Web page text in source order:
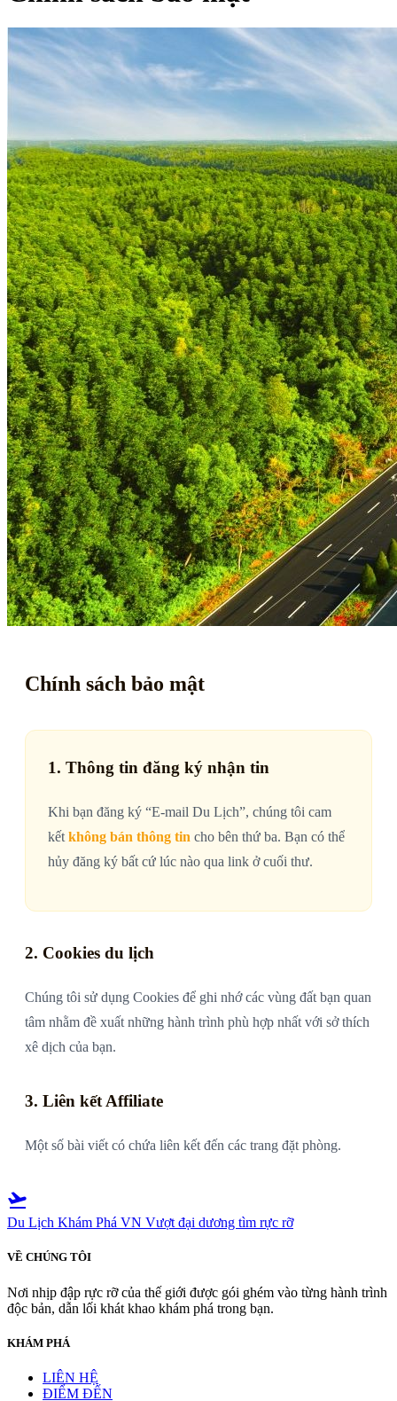
Chính sách bảo mật
1. Thông tin đăng ký nhận tin
Khi bạn đăng ký “E-mail Du Lịch”, chúng tôi cam
kết không bán thông tin cho bên thứ ba. Bạn có thể
hủy đăng ký bất cứ lúc nào qua link ở cuối thư.
2. Cookies du lịch
Chúng tôi sử dụng Cookies để ghi nhớ các vùng đất bạn quan
tâm nhằm đề xuất những hành trình phù hợp nhất với sở thích
xê dịch của bạn.
3. Liên kết Affiliate
Một số bài viết có chứa liên kết đến các trang đặt phòng.
flight_takeoff
Du Lịch Khám Phá VN Vượt đại dương tìm rực rỡ
VỀ CHÚNG TÔI
Nơi nhịp đập rực rỡ của thế giới được gói ghém vào từng hành trình
độc bản, dẫn lối khát khao khám phá trong bạn.
KHÁM PHÁ
LIÊN HỆ
ĐIỂM ĐẾN